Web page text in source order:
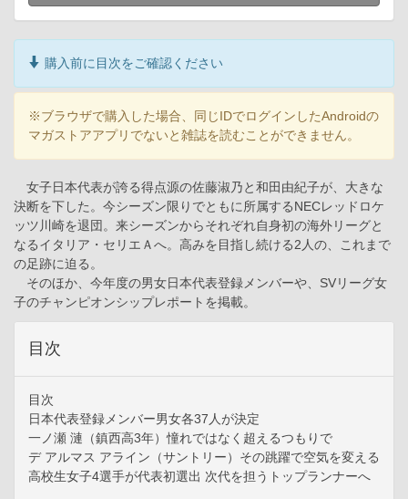
購入前に目次をご確認ください
※ブラウザで購入した場合、同じIDでログインしたAndroidの
マガストアアプリでないと雑誌を読むことができません。
女子日本代表が誇る得点源の佐藤淑乃と和田由紀子が、大きな
決断を下した。今シーズン限りでともに所属するNECレッドロケ
ッツ川崎を退団。来シーズンからそれぞれ自身初の海外リーグと
なるイタリア・セリエＡへ。高みを目指し続ける2人の、これまで
の足跡に迫る。
そのほか、今年度の男女日本代表登録メンバーや、SVリーグ女
子のチャンピオンシップレポートを掲載。
目次
目次
日本代表登録メンバー男女各37人が決定
一ノ瀬 漣（鎮西高3年）憧れではなく超えるつもりで
デ アルマス アライン（サントリー）その跳躍で空気を変える
高校生女子4選手が代表初選出 次代を担うトップランナーへ